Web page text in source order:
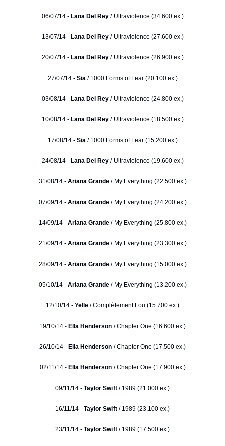
06/07/14 - Lana Del Rey/ Ultraviolence (34.600 ex.)
13/07/14 -Lana Del Rey / Ultraviolence (27.600 ex.)
20/07/14 -Lana Del Rey/ Ultraviolence (26.900 ex.)
27/07/14 - Sia / 1000 Forms of Fear (20.100 ex.)
03/08/14 - Lana Del Rey / Ultraviolence (24.800 ex.)
10/08/14 - Lana Del Rey/ Ultraviolence (18.500 ex.)
17/08/14 - Sia / 1000 Forms of Fear (15.200 ex.)
24/08/14 -Lana Del Rey/ Ultraviolence (19.600 ex.)
31/08/14 - Ariana Grande/ My Everything (22.500 ex.)
07/09/14 - Ariana Grande/ My Everything (24.200 ex.)
14/09/14 - Ariana Grande/ My Everything (25.800 ex.)
21/09/14 - Ariana Grande/ My Everything (23.300 ex.)
28/09/14 - Ariana Grande/ My Everything (15.000 ex.)
05/10/14 -Ariana Grande/ My Everything (13.200 ex.)
12/10/14 - Yelle / Complètement Fou (15.700 ex.)
19/10/14 - Ella Henderson / Chapter One (16.600 ex.)
26/10/14 - Ella Henderson / Chapter One (17.500 ex.)
02/11/14 - Ella Henderson/ Chapter One (17.900 ex.)
09/11/14 - Taylor Swift / 1989 (21.000 ex.)
16/11/14 - Taylor Swift / 1989 (23.100 ex.)
23/11/14 - Taylor Swift / 1989 (17.500 ex.)